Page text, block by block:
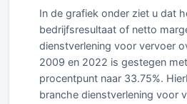
In de grafiek onder ziet u dat
bedrijfsresultaat of netto
dienstverlening voor vervoer
2009 en 2022 is gestegen
procentpunt naar 33.75%.
branche dienstverlening voor